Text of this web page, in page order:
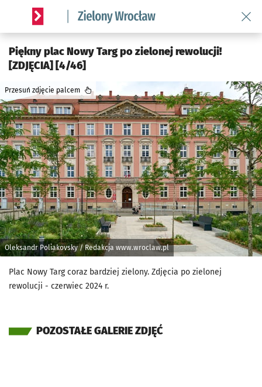
Serwis informacyjny wroclaw.pl podserwis: Środowisko we
Piękny plac Nowy Targ po zielonej rewolucji!
[ZDJĘCIA] [4/46]
Oleksandr Poliakovsky / Redakcja www.wroclaw.pl
Przesuń zdjęcie palcem
Plac Nowy Targ coraz bardziej zielony. Zdjęcia po zielonej
rewolucji - czerwiec 2024 r.
POZOSTAŁE GALERIE ZDJĘĆ